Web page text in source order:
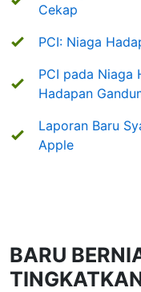
Cekap
PCI: Niaga
PCI pada Niaga
Hadapan
Laporan Baru
Apple
BARU